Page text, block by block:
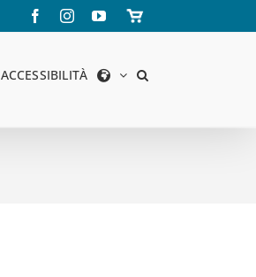
FacebookInstagramYouTube
Store
online
ACCESSIBILITÀ